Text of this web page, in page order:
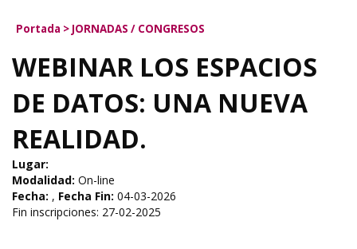
Portada > JORNADAS / CONGRESOS
WEBINAR LOS ESPACIOS
DE DATOS: UNA NUEVA
REALIDAD.
Lugar:
Modalidad: On-line
Fecha: , Fecha Fin: 04-03-2026
Fin inscripciones: 27-02-2025